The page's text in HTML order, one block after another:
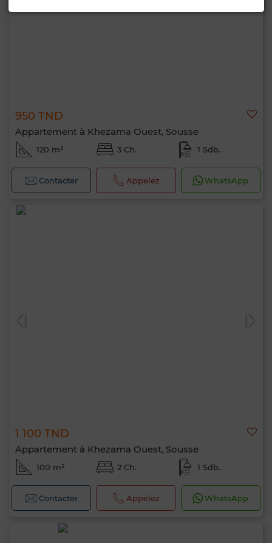
950 TND
Appartement à Khezama Ouest, Sousse
120 m² 3 Ch. 1 Sdb.
Contacter Appelez WhatsApp
1 100 TND
Appartement à Khezama Ouest, Sousse
100 m² 2 Ch. 1 Sdb.
Contacter Appelez WhatsApp